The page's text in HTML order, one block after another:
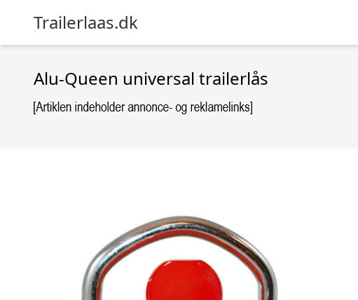
Trailerlaas.dk
Alu-Queen universal trailerlås